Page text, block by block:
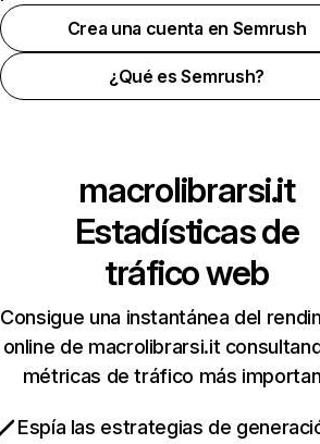
Crea una cuenta en Semrush
¿Qué es Semrush?
macrolibrarsi.it
Estadísticas de
tráfico web
Consigue una instantánea del
online de macrolibrarsi.it
métricas de tráfico más
Espía las estrategias de